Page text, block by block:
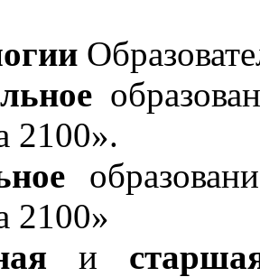
2100».
2100»
и